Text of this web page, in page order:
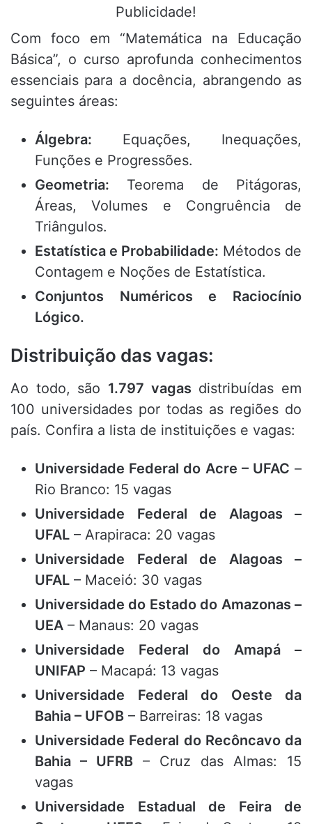
Publicidade!
Com foco em “Matemática na Educação
Básica”, o curso aprofunda conhecimentos
essenciais para a docência, abrangendo as
seguintes áreas:
Álgebra: Equações, Inequações,
Funções e Progressões.
Geometria: Teorema de Pitágoras,
Áreas, Volumes e Congruência de
Triângulos.
Estatística e Probabilidade: Métodos de
Contagem e Noções de Estatística.
Conjuntos Numéricos e Raciocínio
Lógico.
Distribuição das vagas:
Ao todo, são 1.797 vagas distribuídas em
100 universidades por todas as regiões do
país. Confira a lista de instituições e vagas:
Universidade Federal do Acre – UFAC –
Rio Branco: 15 vagas
Universidade Federal de Alagoas –
UFAL – Arapiraca: 20 vagas
Universidade Federal de Alagoas –
UFAL – Maceió: 30 vagas
Universidade do Estado do Amazonas –
UEA – Manaus: 20 vagas
Universidade Federal do Amapá –
UNIFAP – Macapá: 13 vagas
Universidade Federal do Oeste da
Bahia – UFOB – Barreiras: 18 vagas
Universidade Federal do Recôncavo da
Bahia – UFRB – Cruz das Almas: 15
vagas
Universidade Estadual de Feira de